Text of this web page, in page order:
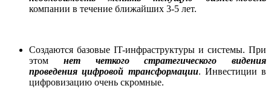
компании в течение ближайших 3-5 лет.
Создаются базовые IT-инфраструктуры и системы. При
этом нет четкого стратегического видения
проведения цифровой трансформации. Инвестиции в
цифровизацию очень скромные.